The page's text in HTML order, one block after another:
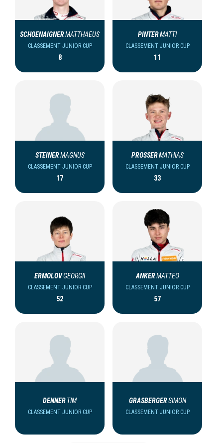
SCHOENAIGNERMATTHAEUS
CLASSEMENT JUNIOR CUP
8
PINTERMATTI
CLASSEMENT JUNIOR CUP
11
STEINERMAGNUS
CLASSEMENT JUNIOR CUP
17
PROSSERMATHIAS
CLASSEMENT JUNIOR CUP
33
ERMOLOVGEORGII
CLASSEMENT JUNIOR CUP
52
ANKERMATTEO
CLASSEMENT JUNIOR CUP
57
DENNERTIM
CLASSEMENT JUNIOR CUP
GRASBERGERSIMON
CLASSEMENT JUNIOR CUP